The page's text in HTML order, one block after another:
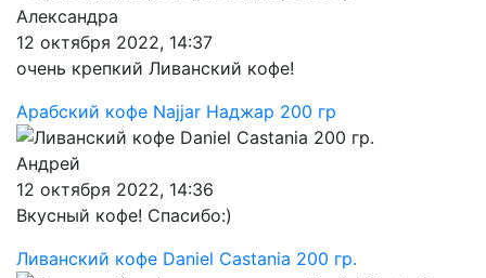
Александра
12 октября 2022, 14:37
очень крепкий Ливанский кофе!
Арабский кофе Najjar Наджар 200 гр
Андрей
12 октября 2022, 14:36
Вкусный кофе! Спасибо:)
Ливанский кофе Daniel Castania 200 гр.